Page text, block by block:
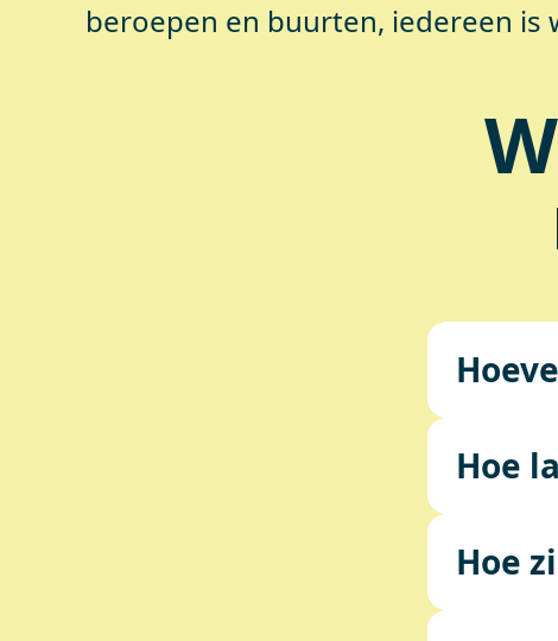
beroepen en buurten, iedereen is
Hoe
Hoe